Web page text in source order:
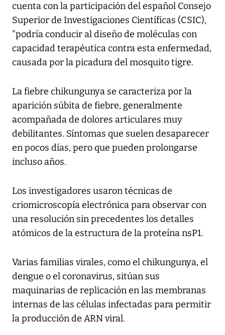
cuenta con la participación del español Consejo
Superior de Investigaciones Científicas (CSIC),
"podría conducir al diseño de moléculas con
capacidad terapéutica contra esta enfermedad,
causada por la picadura del mosquito tigre.
La fiebre chikungunya se caracteriza por la
aparición súbita de fiebre, generalmente
acompañada de dolores articulares muy
debilitantes. Síntomas que suelen desaparecer
en pocos días, pero que pueden prolongarse
incluso años.
Los investigadores usaron técnicas de
criomicroscopía electrónica para observar con
una resolución sin precedentes los detalles
atómicos de la estructura de la proteína nsP1.
Varias familias virales, como el chikungunya, el
dengue o el coronavirus, sitúan sus
maquinarias de replicación en las membranas
internas de las células infectadas para permitir
la producción de ARN viral.